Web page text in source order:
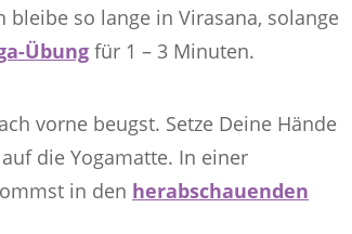
so lange in Virasana, solange
Übung für 1 – 3 Minuten.
vorne beugst. Setze Deine Hände
die Yogamatte. In einer
in den herabschauenden